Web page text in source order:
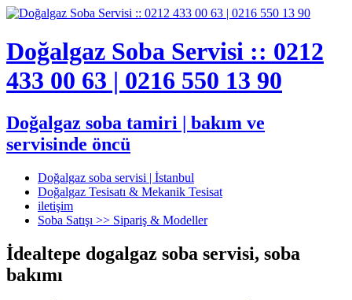
Doğalgaz Soba Servisi :: 0212
433 00 63 | 0216 550 13 90
Doğalgaz soba tamiri | bakım ve
servisinde öncü
Doğalgaz soba servisi | İstanbul
Doğalgaz Tesisatı & Mekanik Tesisat
iletişim
Soba Satışı >> Sipariş & Modeller
İdealtepe dogalgaz soba servisi, soba
bakımı